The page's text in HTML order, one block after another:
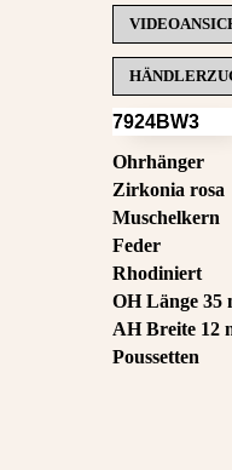
7924BW3
Ohrhänger
Zirkonia rosa
Muschelkern
Feder
Rhodiniert
OH Länge 35
AH Breite 12
Poussetten